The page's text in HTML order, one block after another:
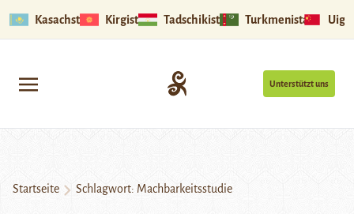
Kasachstan Kirgistan Tadschikistan Turkmenistan
Unterstützt uns
Startseite Schlagwort: Machbarkeitsstudie